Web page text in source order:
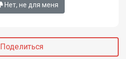
Нет, не для меня
Поделиться